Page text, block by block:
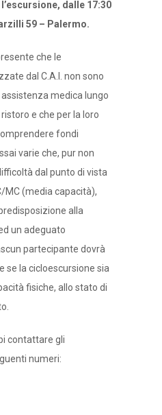
dalle 17:30
59 – Palermo.
che le
dal C.A.I. non sono
medica lungo
e che per la loro
fondi
varie che, pur non
dal punto di vista
MC (media capacità),
alla
un adeguato
partecipante dovrà
la cicloescursione sia
fisiche, allo stato di
contattare gli
numeri: